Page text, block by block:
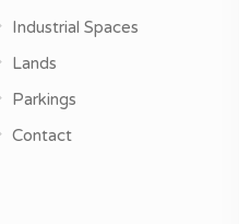
Industrial Spaces
Lands
Parkings
Contact